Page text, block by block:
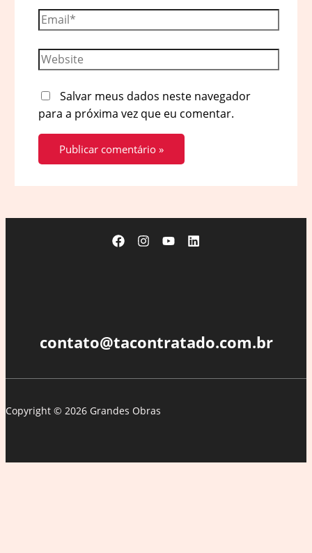
Email*
Website
Salvar meus dados neste navegador
para a próxima vez que eu comentar.
contato@tacontratado.com.br
Copyright © 2026 Grandes Obras